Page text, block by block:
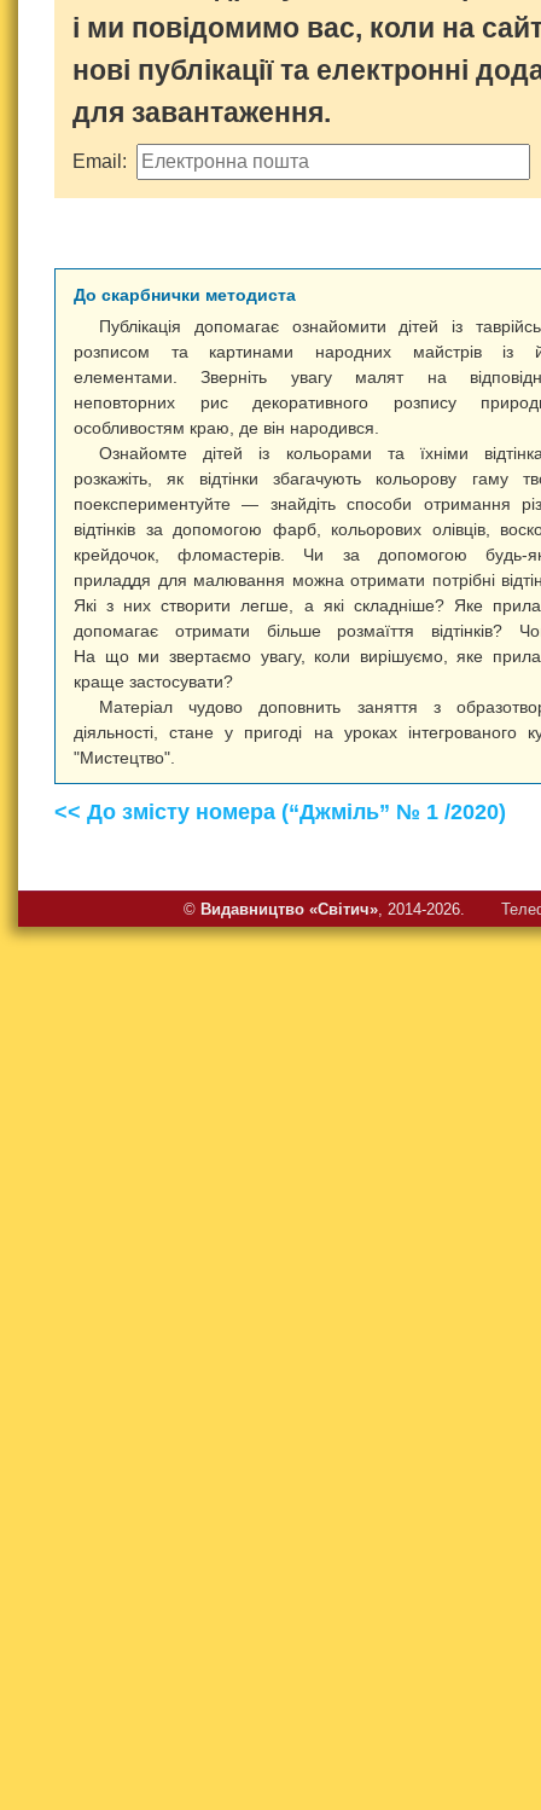
і ми повідомимо вас, коли на
нові публікації та електронні
для завантаження.
Email:
До скарбнички методиста
Публікація допомагає ознайомити дітей із
розписом та картинами народних майстрів із
елементами. Зверніть увагу малят на
неповторних рис декоративного розпису
особливостям краю, де він народився.
Ознайомте дітей із кольорами та їхніми
розкажіть, як відтінки збагачують кольорову гаму
поекспериментуйте — знайдіть способи отримання
відтінків за допомогою фарб, кольорових олівців,
крейдочок, фломастерів. Чи за допомогою будь-
приладдя для малювання можна отримати потрібні
Які з них створити легше, а які складніше? Яке
допомагає отримати більше розмаїття відтінків?
На що ми звертаємо увагу, коли вирішуємо, яке
краще застосувати?
Матеріал чудово доповнить заняття з
діяльності, стане у пригоді на уроках інтегрованого
"Мистецтво".
<< До змісту номера (“Джміль” № 1 /2020)
© Видавництво «Свiтич», 2014-2026.